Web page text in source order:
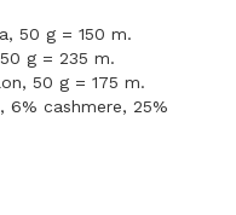
50 g = 150 m.
g = 235 m.
50 g = 175 m.
6% cashmere, 25%